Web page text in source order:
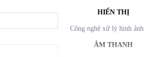
HIỂN THỊ
Công nghệ xử lý hình ảnh
ÂM THANH